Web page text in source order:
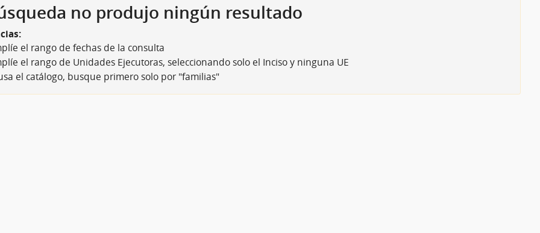
no produjo ningún resultado
el rango de fechas de la consulta
el rango de Unidades Ejecutoras, seleccionando solo el Inciso y ninguna UE
el catálogo, busque primero solo por "familias"